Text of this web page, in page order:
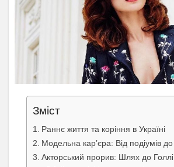
Зміст
Раннє життя та коріння в Україні
Модельна кар’єра: Від подіумів
Акторський прорив: Шлях до